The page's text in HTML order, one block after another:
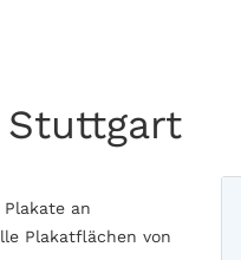
Stuttgart
an
Plakatflächen von